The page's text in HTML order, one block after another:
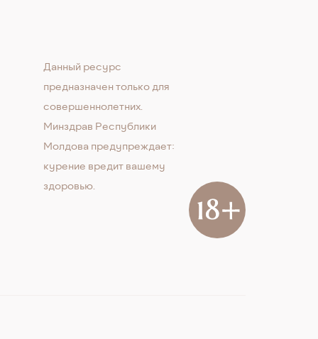
Данный ресурс
предназначен только для
совершеннолетних.
Минздрав Республики
Молдова предупреждает:
курение вредит вашему
здоровью.